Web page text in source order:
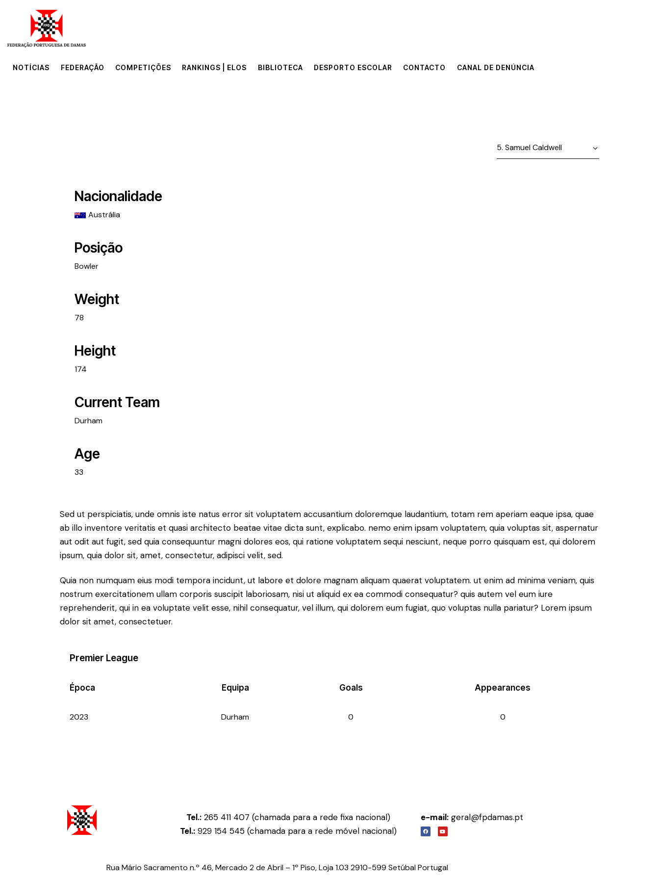
NOTÍCIAS
NOTÍCIAS FEDERAÇÃO COMPETIÇÕES RANKINGS | ELOS BIBLIOTECA DESPORTO ESCOLAR CONTACTO CANAL DE DENÚNCIA
Nacionalidade
Austrália
Posição
Bowler
Weight
78
Height
174
Current Team
Durham
Age
33
Sed ut perspiciatis, unde omnis iste natus error sit voluptatem accusantium doloremque laudantium, totam rem aperiam eaque ipsa, quae
ab illo inventore veritatis et quasi architecto beatae vitae dicta sunt, explicabo. nemo enim ipsam voluptatem, quia voluptas sit, aspernatur
aut odit aut fugit, sed quia consequuntur magni dolores eos, qui ratione voluptatem sequi nesciunt, neque porro quisquam est, qui dolorem
ipsum, quia dolor sit, amet, consectetur, adipisci velit, sed.
Quia non numquam eius modi tempora incidunt, ut labore et dolore magnam aliquam quaerat voluptatem. ut enim ad minima veniam, quis
nostrum exercitationem ullam corporis suscipit laboriosam, nisi ut aliquid ex ea commodi consequatur? quis autem vel eum iure
reprehenderit, qui in ea voluptate velit esse, nihil consequatur, vel illum, qui dolorem eum fugiat, quo voluptas nulla pariatur? Lorem ipsum
dolor sit amet, consectetuer.
Premier League
Época Equipa Goals Appearances
2023 Durham 0 0
Tel.: 265 411 407 (chamada para a rede fixa nacional)
Tel.: 929 154 545 (chamada para a rede móvel nacional)
e-mail: geral@fpdamas.pt
Rua Mário Sacramento n.º 46, Mercado 2 de Abril – 1º Piso, Loja 1.03 2910-599 Setúbal Portugal